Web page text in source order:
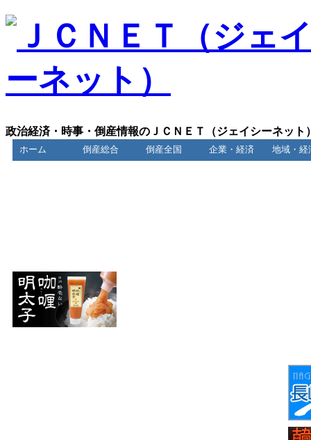
政治経済・時事・倒産情報のＪＣＮＥＴ（ジェイシーネット
ホーム 倒産総合 倒産全国 企業・経済 地域・経